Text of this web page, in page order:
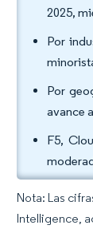
2025,
Por
Por
avance
F5,
Nota: Las
Intelligence,